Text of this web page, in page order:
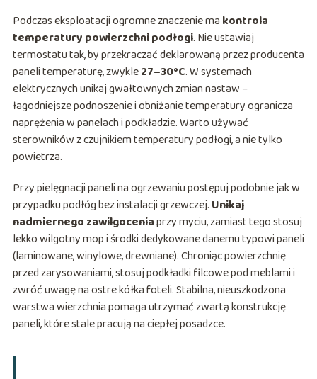
Podczas eksploatacji ogromne znaczenie ma kontrola
temperatury powierzchni podłogi. Nie ustawiaj
termostatu tak, by przekraczać deklarowaną przez producenta
paneli temperaturę, zwykle27–30°C. W systemach
elektrycznych unikaj gwałtownych zmian nastaw –
łagodniejsze podnoszenie i obniżanie temperatury ogranicza
naprężenia w panelach i podkładzie. Warto używać
sterowników z czujnikiem temperatury podłogi, a nie tylko
powietrza.
Przy pielęgnacji paneli na ogrzewaniu postępuj podobnie jak w
przypadku podłóg bez instalacji grzewczej. Unikaj
nadmiernego zawilgoceniaprzy myciu, zamiast tego stosuj
lekko wilgotny mop i środki dedykowane danemu typowi paneli
(laminowane, winylowe, drewniane). Chroniąc powierzchnię
przed zarysowaniami, stosuj podkładki filcowe pod meblami i
zwróć uwagę na ostre kółka foteli. Stabilna, nieuszkodzona
warstwa wierzchnia pomaga utrzymać zwartą konstrukcję
paneli, które stale pracują na ciepłej posadzce.